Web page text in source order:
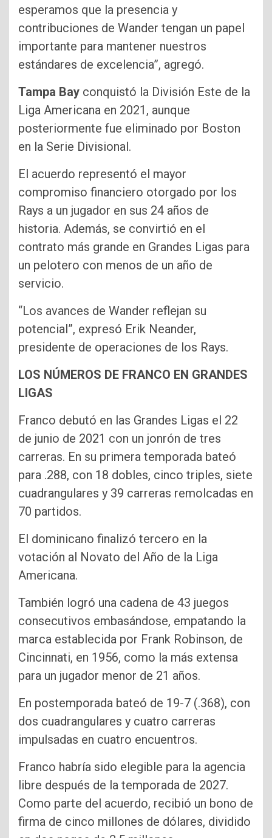
esperamos que la presencia y
contribuciones de Wander tengan un papel
importante para mantener nuestros
estándares de excelencia”, agregó.
Tampa Bay conquistó la División Este de la
Liga Americana en 2021, aunque
posteriormente fue eliminado por Boston
en la Serie Divisional.
El acuerdo representó el mayor
compromiso financiero otorgado por los
Rays a un jugador en sus 24 años de
historia. Además, se convirtió en el
contrato más grande en Grandes Ligas para
un pelotero con menos de un año de
servicio.
“Los avances de Wander reflejan su
potencial”, expresó Erik Neander,
presidente de operaciones de los Rays.
LOS NÚMEROS DE FRANCO EN GRANDES
LIGAS
Franco debutó en las Grandes Ligas el 22
de junio de 2021 con un jonrón de tres
carreras. En su primera temporada bateó
para .288, con 18 dobles, cinco triples, siete
cuadrangulares y 39 carreras remolcadas en
70 partidos.
El dominicano finalizó tercero en la
votación al Novato del Año de la Liga
Americana.
También logró una cadena de 43 juegos
consecutivos embasándose, empatando la
marca establecida por Frank Robinson, de
Cincinnati, en 1956, como la más extensa
para un jugador menor de 21 años.
En postemporada bateó de 19-7 (.368), con
dos cuadrangulares y cuatro carreras
impulsadas en cuatro encuentros.
Franco habría sido elegible para la agencia
libre después de la temporada de 2027.
Como parte del acuerdo, recibió un bono de
firma de cinco millones de dólares, dividido